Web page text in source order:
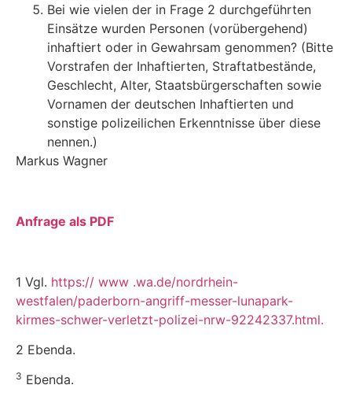
Bei wie vielen der in Frage 2 durchgeführten
Einsätze wurden Personen (vorübergehend)
inhaftiert oder in Gewahrsam genommen? (Bitte
Vorstrafen der Inhaftierten, Straftatbestände,
Geschlecht, Alter, Staatsbürgerschaften sowie
Vornamen der deutschen Inhaftierten und
sonstige polizeilichen Erkenntnisse über diese
nennen.)
Markus Wagner
Anfrage als PDF
1 Vgl. https:// www .wa.de/nordrhein-
westfalen/paderborn-angriff-messer-lunapark-
kirmes-schwer-verletzt-polizei-nrw-92242337.html.
2 Ebenda.
3 Ebenda.